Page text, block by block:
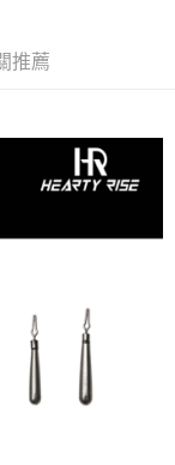
認頁面所載為準。
結算日後寄送繳費提
本公司）所提供，讓
店將買賣／分期付款
帳款。
，商店將以您的個人
蒐集、處理及利用，
及更正。
「AFTEE先享後付」
成。
要取消訂單，請聯絡
，需透過AFTEE先享
示為準，若有關於
繫「AFTEE先享後付
home
推薦